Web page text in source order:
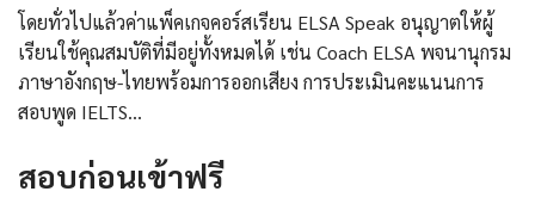
โดยทั่วไปแล้วค่าแพ็คเกจคอร์สเรียน ELSA Speak อนุญาตให้ผู้
เรียนใช้คุณสมบัติที่มีอยู่ทั้งหมดได้ เช่น Coach ELSA พจนานุกรม
ภาษาอังกฤษ-ไทยพร้อมการออกเสียง การประเมินคะแนนการ
สอบพูด IELTS…
สอบก่อนเข้าฟรี